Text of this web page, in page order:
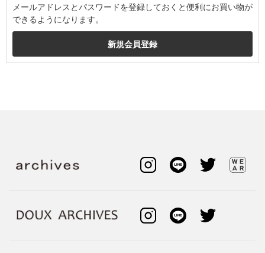
メールアドレスとパスワードを登録しておくと便利にお買い物が
できるようになります。